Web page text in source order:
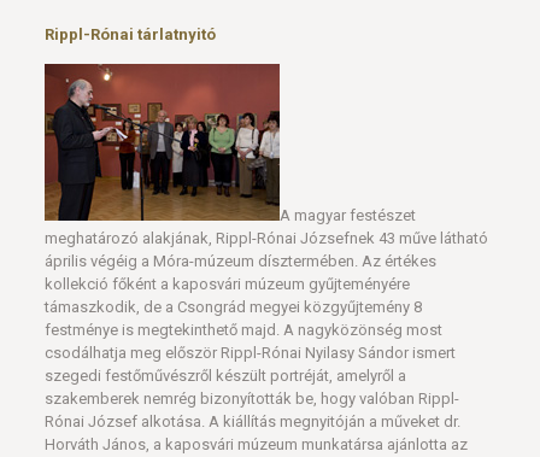
Rippl-Rónai tárlatnyitó
A magyar festészet
meghatározó alakjának, Rippl-Rónai Józsefnek 43 műve látható
április végéig a Móra-múzeum dísztermében. Az értékes
kollekció főként a kaposvári múzeum gyűjteményére
támaszkodik, de a Csongrád megyei közgyűjtemény 8
festménye is megtekinthető majd. A nagyközönség most
csodálhatja meg először Rippl-Rónai Nyilasy Sándor ismert
szegedi festőművészről készült portréját, amelyről a
szakemberek nemrég bizonyították be, hogy valóban Rippl-
Rónai József alkotása. A kiállítás megnyitóján a műveket dr.
Horváth János, a kaposvári múzeum munkatársa ajánlotta az